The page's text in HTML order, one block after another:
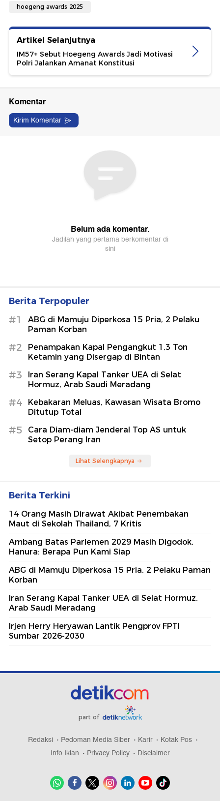
hoegeng awards 2025
Artikel Selanjutnya
IM57+ Sebut Hoegeng Awards Jadi Motivasi
Polri Jalankan Amanat Konstitusi
Berita Terpopuler
#1
ABG di Mamuju Diperkosa 15 Pria, 2 Pelaku
Paman Korban
#2
Penampakan Kapal Pengangkut 1,3 Ton
Ketamin yang Disergap di Bintan
#3
Iran Serang Kapal Tanker UEA di Selat
Hormuz, Arab Saudi Meradang
#4
Kebakaran Meluas, Kawasan Wisata Bromo
Ditutup Total
#5
Cara Diam-diam Jenderal Top AS untuk
Setop Perang Iran
Lihat Selengkapnya
Berita Terkini
14 Orang Masih Dirawat Akibat Penembakan
Maut di Sekolah Thailand, 7 Kritis
Ambang Batas Parlemen 2029 Masih Digodok,
Hanura: Berapa Pun Kami Siap
ABG di Mamuju Diperkosa 15 Pria, 2 Pelaku Paman
Korban
Iran Serang Kapal Tanker UEA di Selat Hormuz,
Arab Saudi Meradang
Irjen Herry Heryawan Lantik Pengprov FPTI
Sumbar 2026-2030
part of
Redaksi Pedoman Media Siber Karir
Kotak Pos
Info Iklan
Privacy Policy Disclaimer